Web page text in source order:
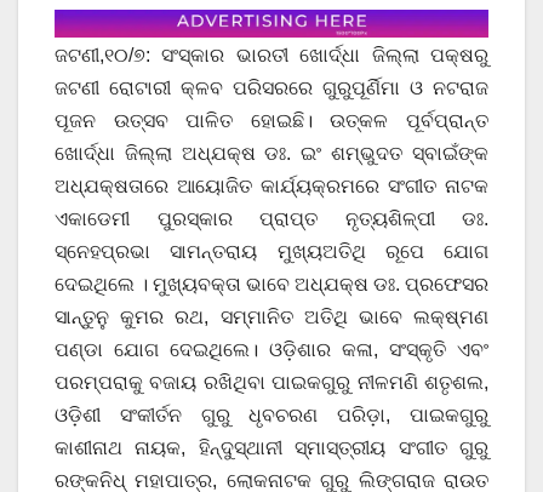
ଜଟଣୀ,୧୦/୭: ସଂସ୍କାର ଭାରତୀ ଖୋର୍ଦ୍ଧା ଜିଲ୍ଲା ପକ୍ଷରୁ
ଜଟଣୀ ରୋଟାରୀ କ୍ଳବ ପରିସରରେ ଗୁରୁପୂର୍ଣିମା ଓ ନଟରାଜ
ପୂଜନ ଉତ୍ସବ ପାଳିତ ହୋଇଛି। ଉତ୍କଳ ପୂର୍ବପ୍ରାନ୍ତ
ଖୋର୍ଦ୍ଧା ଜିଲ୍ଲା ଅଧ୍ଯକ୍ଷ ଡଃ. ଇଂ ଶମ୍ଭୁଦତ ସ୍ବାଇଁଙ୍କ
ଅଧ୍ଯକ୍ଷତାରେ ଆୟୋଜିତ କାର୍ଯ୍ୟକ୍ରମରେ ସଂଗୀତ ନାଟକ
ଏକାଡେମୀ ପୁରସ୍କାର ପ୍ରାପ୍ତ ନୃତ୍ୟଶିଳ୍ପୀ ଡଃ.
ସ୍ନେହପ୍ରଭା ସାମନ୍ତରାୟ ମୁଖ୍ୟଅତିଥି ରୂପେ ଯୋଗ
ଦେଇଥିଲେ । ମୁଖ୍ୟବକ୍ତା ଭାବେ ଅଧ୍ଯକ୍ଷ ଡଃ. ପ୍ରଫେସର
ସାନ୍ତୁନୁ କୁମର ରଥ, ସମ୍ମାନିତ ଅତିଥି ଭାବେ ଲକ୍ଷ୍ମଣ
ପଣ୍ଡା ଯୋଗ ଦେଇଥିଲେ। ଓଡ଼ିଶାର କଳା, ସଂସ୍କୃତି ଏବଂ
ପରମ୍ପରାକୁ ବଜାୟ ରଖିଥିବା ପାଇକଗୁରୁ ନୀଳମଣି ଶତୃଶଲ,
ଓଡ଼ିଶୀ ସଂକୀର୍ତନ ଗୁରୁ ଧୃବଚରଣ ପରିଡ଼ା, ପାଇକଗୁରୁ
କାଶୀନାଥ ନାୟକ, ହିନ୍ଦୁସ୍ଥାନୀ ସ୍ମାସ୍ତ୍ରୀୟ ସଂଗୀତ ଗୁରୁ
ରଙ୍କନିଧ୍ ମହାପାତ୍ର, ଲୋକନାଟକ ଗୁରୁ ଲିଙ୍ଗରାଜ ରାଉତ